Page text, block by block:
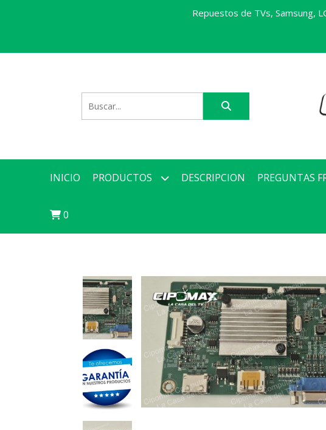
Repuestos de TVs, Samsung,
INICIO PRODUCTOS DESCRIPCION PREGUNTAS
0